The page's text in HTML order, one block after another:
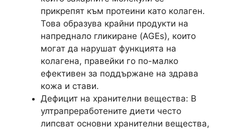
прикрепят към протеини като колаген.
Това образува крайни продукти на
напреднало гликиране (AGEs), които
могат да нарушат функцията на
колагена, правейки го по-малко
ефективен за поддържане на здрава
кожа и стави.
Дефицит на хранителни вещества: В
ултрапреработените диети често
липсват основни хранителни вещества,